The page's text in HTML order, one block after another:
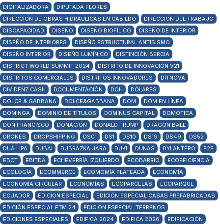
DIGITALIZADORA
DIPUTADA FLORES
DIRECCIÓN DE OBRAS HIDRÁULICAS EN CABILDO
DIRECCIÓN DEL TRABAJO
DISCAPACIDAD
DISEÑO DISEÑO BIOFÍLICO
DISEÑO DE INTERIOR
DISEÑO DE INTERIORES
DISEÑO ESTRUCTURAL ANTISISMO
DISEÑO INTERIOR
DISEÑO LUMÍNICO
DISTINCIÓN BERCIA
DISTRICT WORLD SUMMIT 2024
DISTRITO DE INNOVACIÓN V21
DISTRITOS COMERCIALES
DISTRITOS INNOVADORES
DITNOVA
DIVIDENZ CASH
DOCUMENTACIÓN DOH
DÓLARES
DOLCE & GABBANA
DOLCE&GABBANA DOM
DOM EN LÍNEA
DOMINGA
DOMINIO DE TÍTULOS DOMINUS CAPITAL
DOMÓTICA
DON FRANCISCO
DONACIÓN DONALD TRUMP
DRAGON BALL
DRONES
DROPSHIPPING DS01 DS1 DS10 DS19 DS49
DS52
DUA LIPA
DUBAI DUBRAZKA JARA DUKI DUNAS DYLANTERO
E2E
EBCT
EBITDA ECHEVERRÍA IZQUIERDO ECOBARRIO
ECOEFICIENCIA
ECOLOGÍA
ECOMMERCE ECOMOMÍA PLATEADA
ECONOMÍA
ECONOMÍA CIRCULAR
ECONOMÍAS ECOPARCELAS
ECOPARQUE
ECUADOR
EDICION ESPECIAL
EDICIÓN ESPECIAL CASAS PREFABRICADAS
EDICIÓN ESPECIAL ETM 24
EDICIÓN ESPECIAL TERRENOS
EDICIONES ESPECIALES
EDIFICA 2024 EDIFICA 2026
EDIFICACIÓN